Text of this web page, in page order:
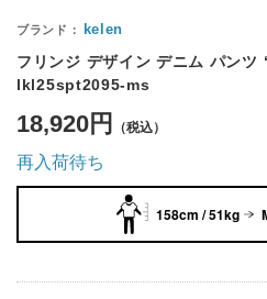
kelen
フリンジ デザイン デニム パンツ
lkl25spt2095-ms
18,920円
再入荷待ち
158cm / 51kg